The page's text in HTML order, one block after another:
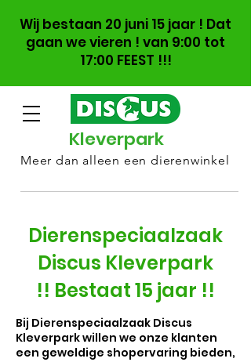
Wij bestaan 20 juni 15 jaar ! Dat
gaan we vieren ! van 9:00 tot
17:00 FEEST !!!
Kleverpark
Meer dan alleen een dierenwinkel
Dierenspeciaalzaak
Discus Kleverpark
!! Bestaat 15 jaar !!
Bij Dierenspeciaalzaak Discus
Kleverpark willen we onze klanten
een geweldige shopervaring bieden,